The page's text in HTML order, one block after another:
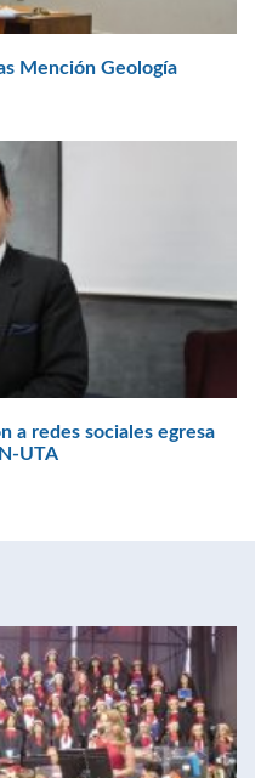
Mención Geología
a redes sociales egresa
UTA